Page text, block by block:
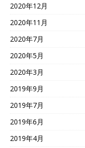
2020年12月
2020年11月
2020年7月
2020年5月
2020年3月
2019年9月
2019年7月
2019年6月
2019年4月